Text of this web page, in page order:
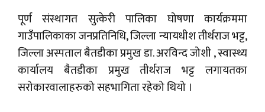
पूर्ण संस्थागत सुत्केरी पालिका घोषणा कार्यक्रममा
गाउँपालिकाका जनप्रतिनिधि, जिल्ला न्यायधीश तीर्थराज भट्ट,
जिल्ला अस्पताल बैतडीका प्रमुख डा. अरविन्द जोशी , स्वास्थ्य
कार्यालय बैतडीका प्रमुख तीर्थराज भट्ट लगायतका
सरोकारवालाहरुको सहभागिता रहेको थियो ।